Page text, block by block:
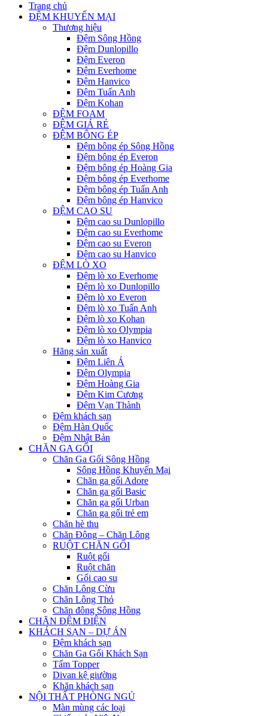
Trang chủ
ĐỆM KHUYẾN MẠI
Thương hiệu
Đệm Sông Hồng
Đệm Dunlopillo
Đệm Everon
Đệm Everhome
Đệm Hanvico
Đệm Tuấn Anh
Đệm Kohan
ĐỆM FOAM
ĐỆM GIÁ RẺ
ĐỆM BÔNG ÉP
Đệm bông ép Sông Hồng
Đệm bông ép Everon
Đệm bông ép Hoàng Gia
Đệm bông ép Everhome
Đệm bông ép Tuấn Anh
Đệm bông ép Hanvico
ĐỆM CAO SU
Đệm cao su Dunlopillo
Đệm cao su Everhome
Đệm cao su Everon
Đệm cao su Hanvico
ĐỆM LÒ XO
Đệm lò xo Everhome
Đệm lò xo Dunlopillo
Đệm lò xo Everon
Đệm lò xo Tuấn Anh
Đệm lò xo Kohan
Đệm lò xo Olympia
Đệm lò xo Hanvico
Hãng sản xuất
Đệm Liên Á
Đệm Olympia
Đệm Hoàng Gia
Đệm Kim Cương
Đệm Vạn Thành
Đệm khách sạn
Đệm Hàn Quốc
Đệm Nhật Bản
CHĂN GA GỐI
Chăn Ga Gối Sông Hồng
Sông Hồng Khuyến Mại
Chăn ga gối Adore
Chăn ga gối Basic
Chăn ga gối Urban
Chăn ga gối trẻ em
Chăn hè thu
Chăn Đông – Chăn Lông
RUỘT CHĂN GỐI
Ruột gối
Ruột chăn
Gối cao su
Chăn Lông Cừu
Chăn Lông Thỏ
Chăn đông Sông Hồng
CHĂN ĐỆM ĐIỆN
KHÁCH SẠN – DỰ ÁN
Đệm khách sạn
Chăn Ga Gối Khách Sạn
Tấm Topper
Divan kệ giường
Khăn khách sạn
NỘI THẤT PHÒNG NGỦ
Màn mùng các loại